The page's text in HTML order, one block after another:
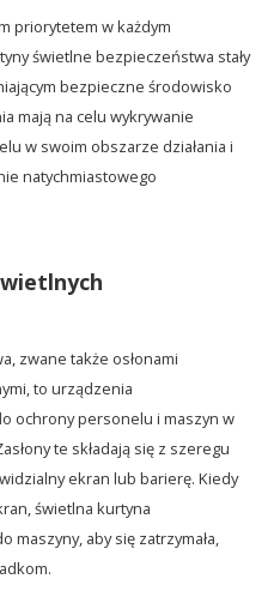
priorytetem w każdym
świetlne bezpieczeństwa stały
bezpieczne środowisko
mają na celu wykrywanie
w swoim obszarze działania i
natychmiastowego
zwane także osłonami
to urządzenia
ochrony personelu i maszyn w
te składają się z szeregu
ekran lub barierę. Kiedy
świetlna kurtyna
maszyny, aby się zatrzymała,